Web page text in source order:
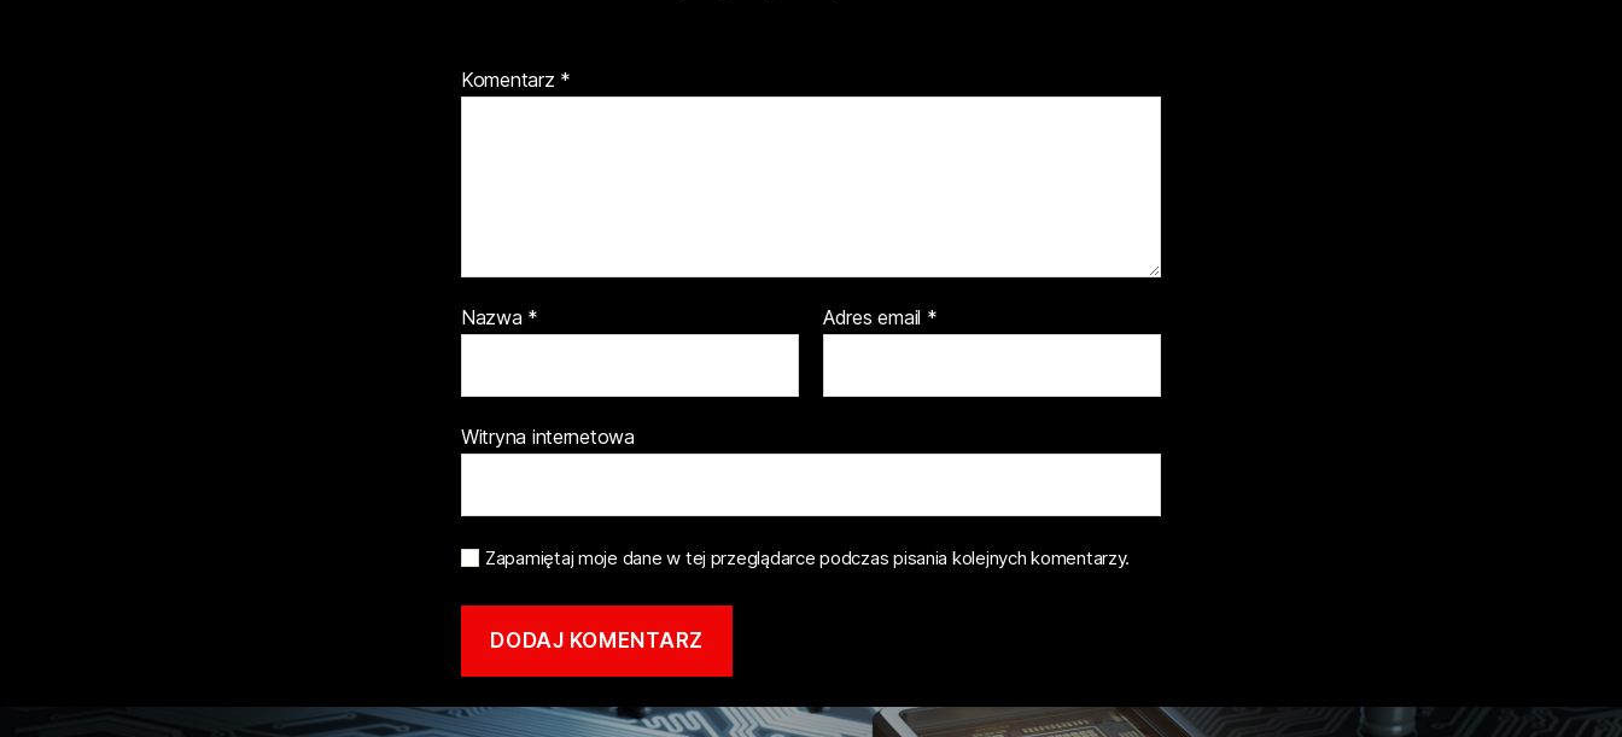
Komentarz *
Nazwa * Adres email *
Witryna internetowa
Zapamiętaj moje dane w tej przeglądarce podczas pisania kolejnych komentarzy.